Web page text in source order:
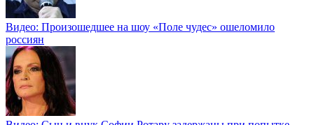
Видео: Произошедшее на шоу «Поле чудес» ошеломило
россиян